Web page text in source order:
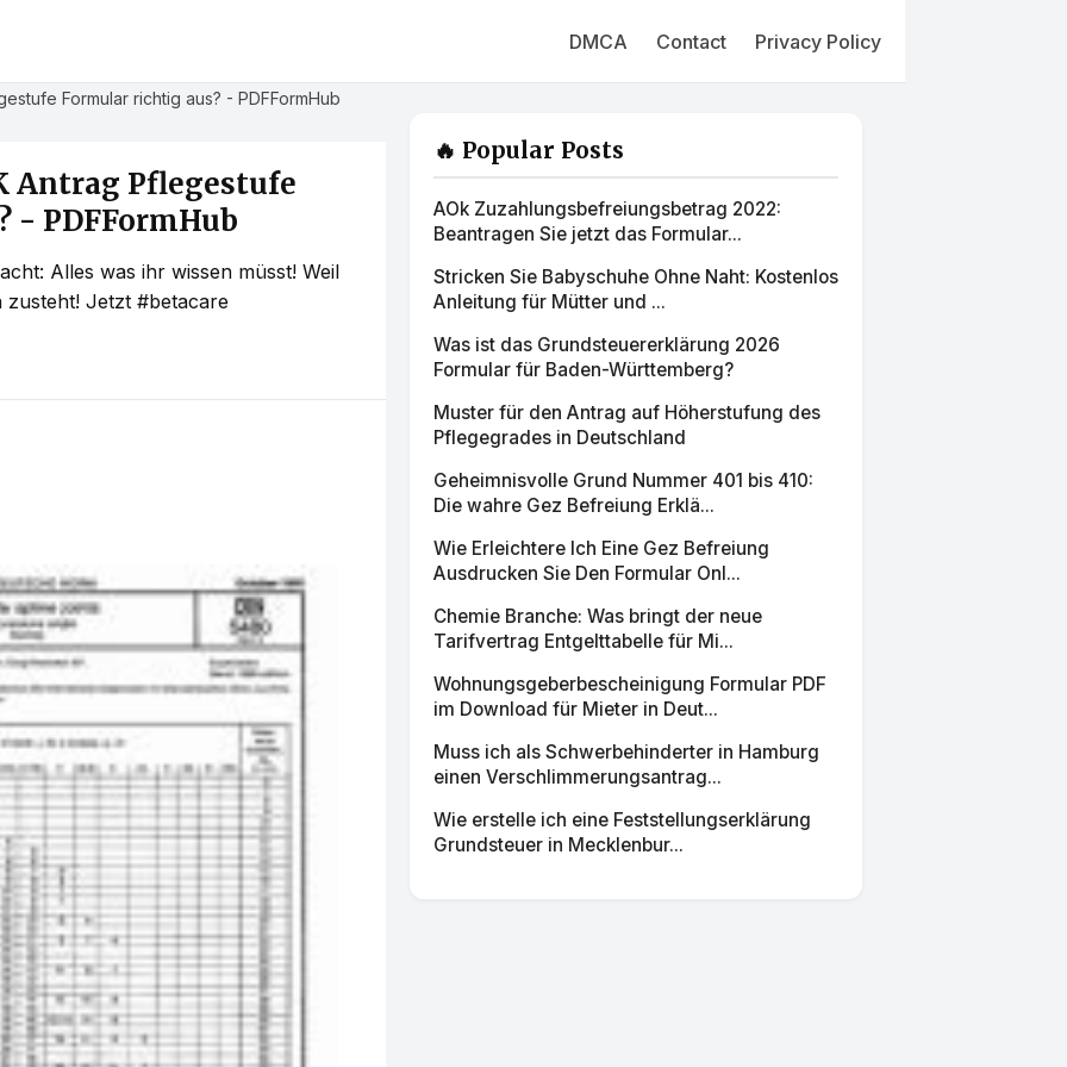
DMCA Contact Privacy Policy
Formular richtig aus? - PDFFormHub
Antrag Pflegestufe
- PDFFormHub
Alles was ihr wissen müsst! Weil
zusteht! Jetzt #betacare
🔥 Popular Posts
AOk Zuzahlungsbefreiungsbetrag 2022:
Beantragen Sie jetzt das Formular...
Stricken Sie Babyschuhe Ohne Naht: Kostenlos
Anleitung für Mütter und ...
Was ist das Grundsteuererklärung 2026
Formular für Baden-Württemberg?
Muster für den Antrag auf Höherstufung des
Pflegegrades in Deutschland
Geheimnisvolle Grund Nummer 401 bis 410:
Die wahre Gez Befreiung Erklä...
Wie Erleichtere Ich Eine Gez Befreiung
Ausdrucken Sie Den Formular Onl...
Chemie Branche: Was bringt der neue
Tarifvertrag Entgelttabelle für Mi...
Wohnungsgeberbescheinigung Formular PDF
im Download für Mieter in Deut...
Muss ich als Schwerbehinderter in Hamburg
einen Verschlimmerungsantrag...
Wie erstelle ich eine Feststellungserklärung
Grundsteuer in Mecklenbur...